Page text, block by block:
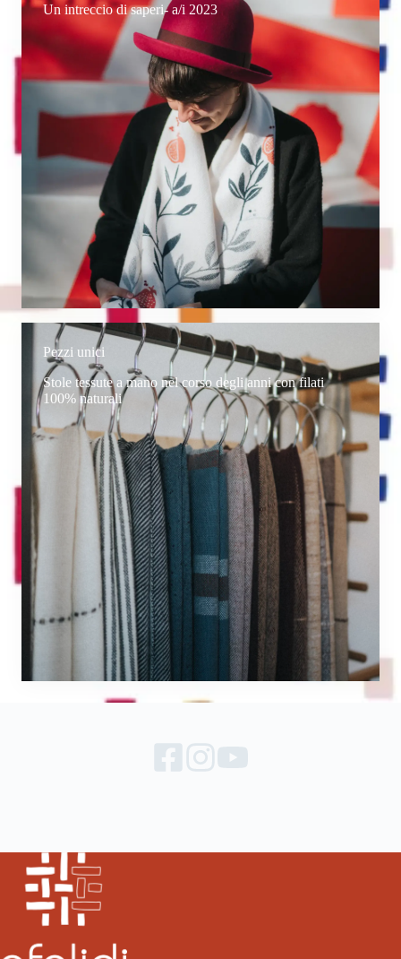
Un intreccio di saperi- a/i 2023
Pezzi unici
Stole tessute a mano nel corso degli anni con filati
100% naturali